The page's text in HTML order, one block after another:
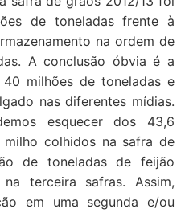
de toneladas frente à
na ordem de
A conclusão óbvia é a
milhões de toneladas e
nas diferentes mídias.
esquecer dos 43,6
colhidos na safra de
de toneladas de feijão
terceira safras. Assim,
em uma segunda e/ou